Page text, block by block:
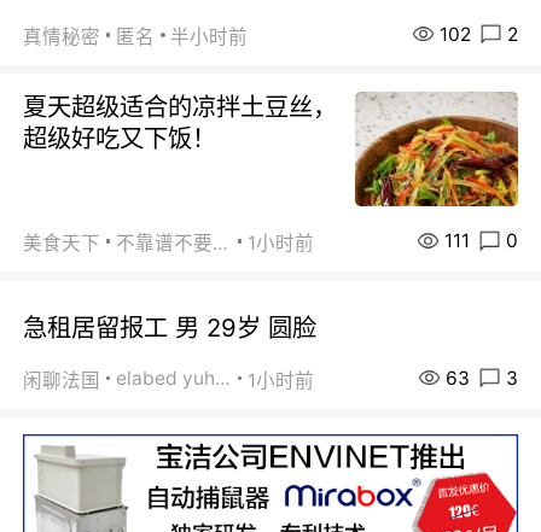
真情秘密 匿名 半小时前 102 2
夏天超级适合的凉拌土豆丝，
超级好吃又下饭！
美食天下 不靠谱不要联系 1小时前 111 0
急租居留报工 男 29岁 圆脸
闲聊法国 elabed yuhua 1小时前 63 3